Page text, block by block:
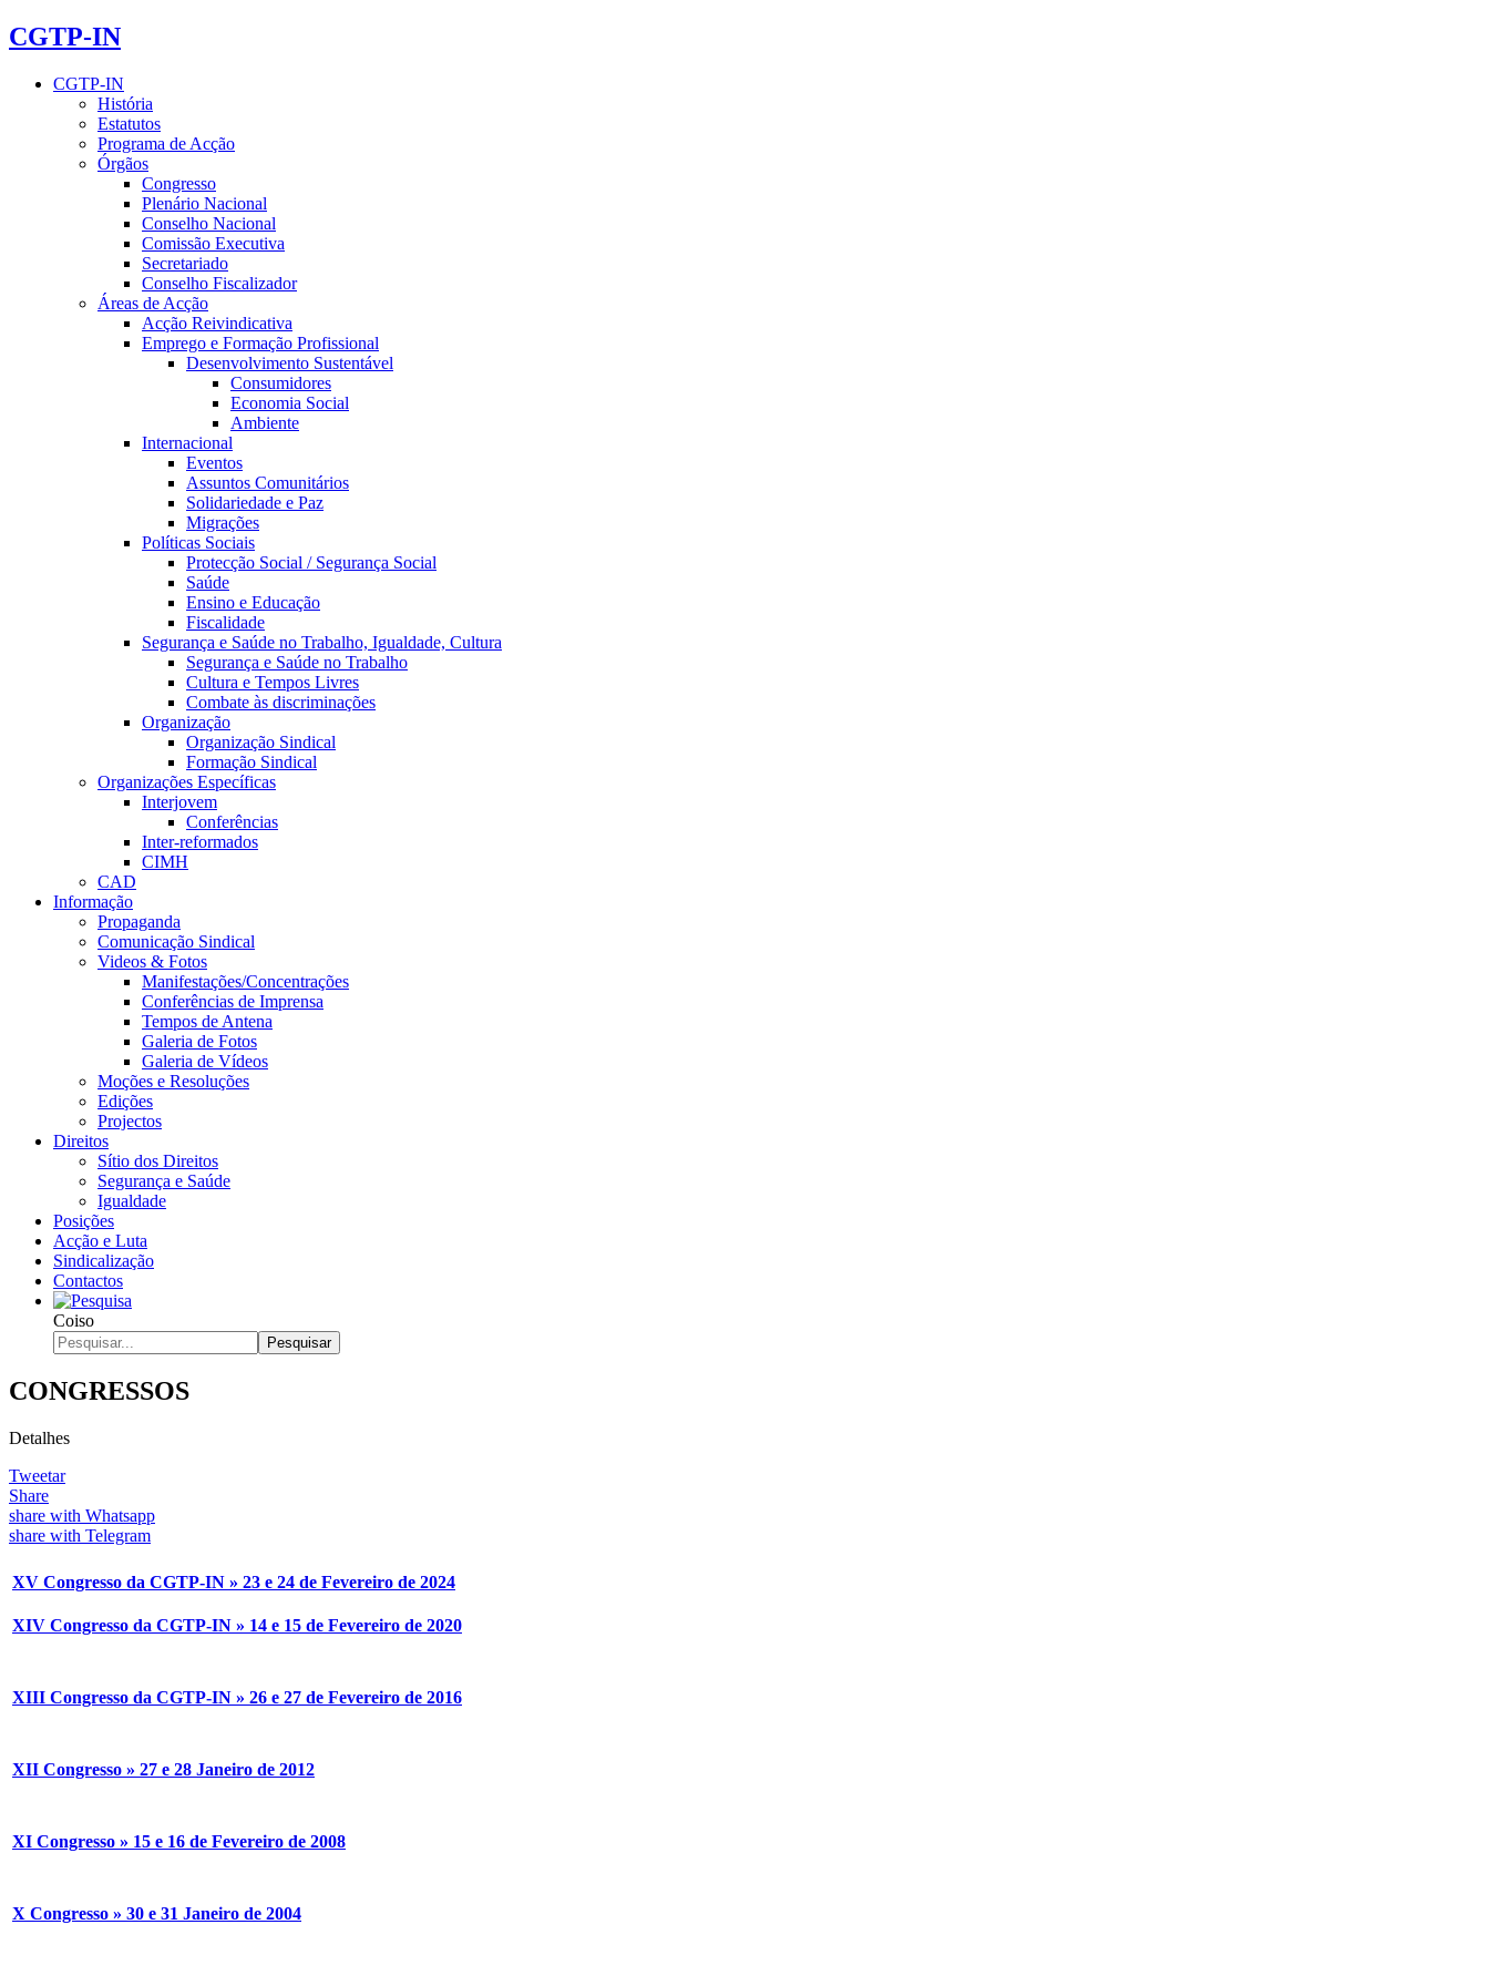
CGTP-IN
CGTP-IN
História
Estatutos
Programa de Acção
Órgãos
Congresso
Plenário Nacional
Conselho Nacional
Comissão Executiva
Secretariado
Conselho Fiscalizador
Áreas de Acção
Acção Reivindicativa
Emprego e Formação Profissional
Desenvolvimento Sustentável
Consumidores
Economia Social
Ambiente
Internacional
Eventos
Assuntos Comunitários
Solidariedade e Paz
Migrações
Políticas Sociais
Protecção Social / Segurança Social
Saúde
Ensino e Educação
Fiscalidade
Segurança e Saúde no Trabalho, Igualdade, Cultura
Segurança e Saúde no Trabalho
Cultura e Tempos Livres
Combate às discriminações
Organização
Organização Sindical
Formação Sindical
Organizações Específicas
Interjovem
Conferências
Inter-reformados
CIMH
CAD
Informação
Propaganda
Comunicação Sindical
Videos & Fotos
Manifestações/Concentrações
Conferências de Imprensa
Tempos de Antena
Galeria de Fotos
Galeria de Vídeos
Moções e Resoluções
Edições
Projectos
Direitos
Sítio dos Direitos
Segurança e Saúde
Igualdade
Posições
Acção e Luta
Sindicalização
Contactos
Coiso
Pesquisar
CONGRESSOS
Detalhes
Tweetar
Share
share with Whatsapp
share with Telegram
XV Congresso da CGTP-IN » 23 e 24 de Fevereiro de 2024
XIV Congresso da CGTP-IN » 14 e 15 de Fevereiro de 2020
XIII Congresso da CGTP-IN » 26 e 27 de Fevereiro de 2016
XII Congresso » 27 e 28 Janeiro de 2012
XI Congresso » 15 e 16 de Fevereiro de 2008
X Congresso » 30 e 31 Janeiro de 2004